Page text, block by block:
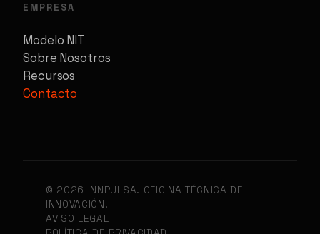
EMPRESA
Modelo NIT
Sobre Nosotros
Recursos
Contacto
© 2026 INNPULSA. OFICINA TÉCNICA DE
INNOVACIÓN.
AVISO LEGAL